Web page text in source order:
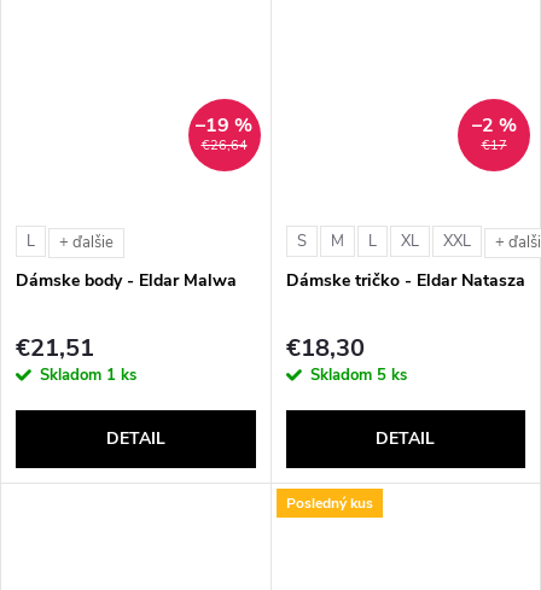
€26,64
–19 %
L + ďalšie
Dámske body - Eldar Malwa
€21,51
Skladom 1 ks
DETAIL
€17
–2 %
S M L XL XXL +
Dámske tričko - Eldar Natasza
€18,30
Skladom 5 ks
DETAIL
Posledný kus